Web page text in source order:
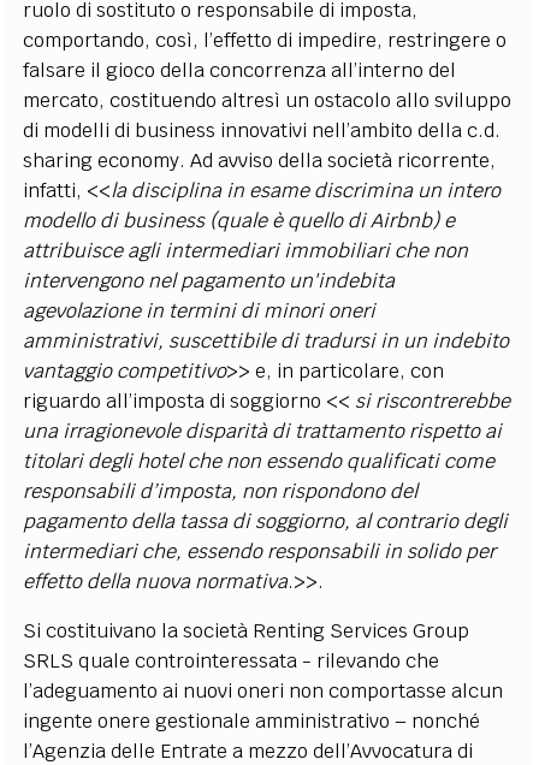
ruolo di sostituto o responsabile di imposta,
comportando, così, l’effetto di impedire, restringere o
falsare il gioco della concorrenza all’interno del
mercato, costituendo altresì un ostacolo allo sviluppo
di modelli di business innovativi nell’ambito della c.d.
sharing economy. Ad avviso della società ricorrente,
infatti, <<la disciplina in esame discrimina un intero
modello di business (quale è quello di Airbnb) e
attribuisce agli intermediari immobiliari che non
intervengono nel pagamento un'indebita
agevolazione in termini di minori oneri
amministrativi, suscettibile di tradursi in un indebito
vantaggio competitivo>> e, in particolare, con
riguardo all’imposta di soggiorno << si riscontrerebbe
una irragionevole disparità di trattamento rispetto ai
titolari degli hotel che non essendo qualificati come
responsabili d’imposta, non rispondono del
pagamento della tassa di soggiorno, al contrario degli
intermediari che, essendo responsabili in solido per
effetto della nuova normativa.>>.
Si costituivano la società Renting Services Group
SRLS quale controinteressata - rilevando che
l’adeguamento ai nuovi oneri non comportasse alcun
ingente onere gestionale amministrativo – nonché
l’Agenzia delle Entrate a mezzo dell’Avvocatura di